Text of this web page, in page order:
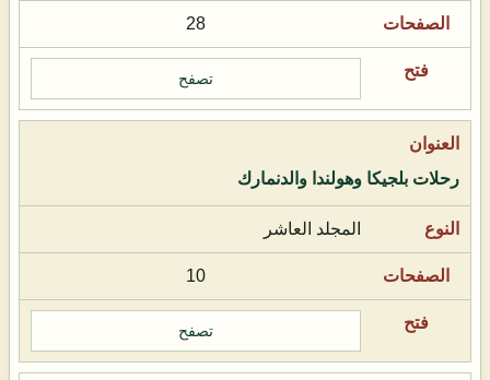
28
تصفح
رحلات بلجيكا وهولندا والدنمارك
المجلد العاشر
10
تصفح